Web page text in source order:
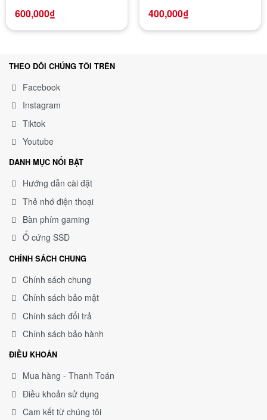
600,000₫
Laptop
400,000₫
THEO DÕI CHÚNG TÔI TRÊN
Facebook
Instagram
Tiktok
Youtube
DANH MỤC NỔI BẬT
Hướng dẫn cài đặt
Thẻ nhớ điện thoại
Bàn phím gaming
Ổ cứng SSD
CHÍNH SÁCH CHUNG
Chính sách chung
Chính sách bảo mật
Chính sách đổi trả
Chính sách bảo hành
ĐIỀU KHOẢN
Mua hàng - Thanh Toán
Điều khoản sử dụng
Cam kết từ chúng tôi